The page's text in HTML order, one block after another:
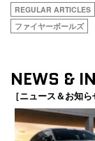
REGULAR ARTICLES
ファイヤーボールズ
NEWS &
［ニュース＆お知ら